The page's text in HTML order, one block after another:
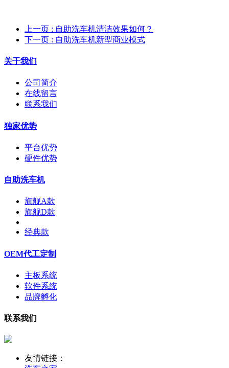
上一页 : 自助洗车机清洁效果如何？
下一页 : 自助洗车机新型商业模式
关于我们
公司简介
在线留言
联系我们
独家优势
平台优势
硬件优势
自助洗车机
旗舰A款
旗舰D款
经典款
OEM代工定制
主板系统
软件系统
品牌孵化
联系我们
友情链接：